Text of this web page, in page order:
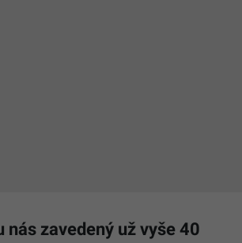
nás zavedený už vyše 40